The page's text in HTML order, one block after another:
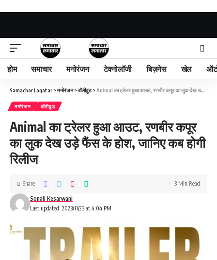
होम समाचार मनोरंजन टेक्नोलॉजी बिज़नेस खेल
Samachar Lagatar >मनोरंजन>बॉलीवुड>Animal का ट्रेलर हुआ आउट, रणबीर कपूर का लुक देख उड़े फैंस के होश, जानिए कब होगी रिलीज
मनोरंजन बॉलीवुड
Animal का ट्रेलर हुआ आउट, रणबीर कपूर
का लुक देख उड़े फैंस के होश, जानिए कब होगी
रिलीज
Last updated: 2023/11/23 at 4:04 PM
Sonali Kesarwani
Share 3 Min Read